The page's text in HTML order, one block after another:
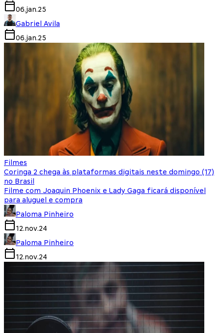
06.jan.25
Gabriel Avila
06.jan.25
Filmes
Coringa 2 chega às plataformas digitais neste domingo (17)
no Brasil
Filme com Joaquin Phoenix e Lady Gaga ficará disponível
para aluguel e compra
Paloma Pinheiro
12.nov.24
Paloma Pinheiro
12.nov.24